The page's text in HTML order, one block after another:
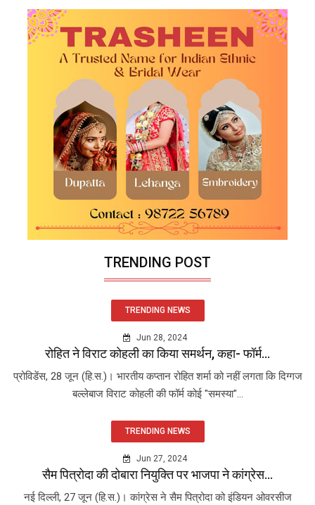
TRENDING POST
TRENDING NEWS
Jun 28, 2024
रोहित ने विराट कोहली का किया समर्थन, कहा- फॉर्म...
प्रोविडेंस, 28 जून (हि.स.)। भारतीय कप्तान रोहित शर्मा को नहीं लगता कि दिग्गज
बल्लेबाज विराट कोहली की फॉर्म कोई "समस्या"...
TRENDING NEWS
Jun 27, 2024
सैम पित्रोदा की दोबारा नियुक्ति पर भाजपा ने कांग्रेस...
नई दिल्ली, 27 जून (हि.स.)। कांग्रेस ने सैम पित्रोदा को इंडियन ओवरसीज